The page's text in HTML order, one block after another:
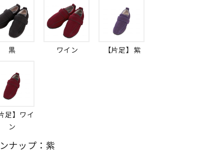
黒 ワイン 【片足】紫
足】ワイ
ン
ナップ：紫